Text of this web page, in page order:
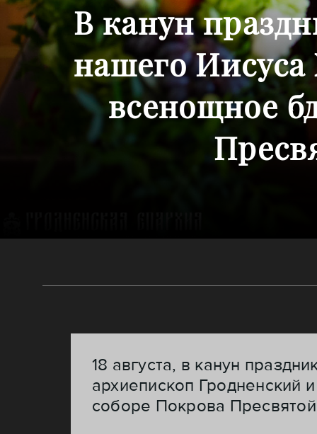
В канун
нашего
всенощное
18 августа, в канун
архиепископ
соборе Покрова